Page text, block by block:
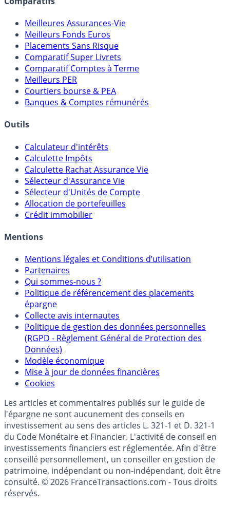
Meilleures Assurances-Vie
Meilleurs Fonds Euros
Placements Sans Risque
Comparatif Super Livrets
Comparatif Comptes à Terme
Meilleurs PER
Courtiers bourse & PEA
Calculateur d'intérêts
Calculette Impôts
Calculette Rachat Assurance Vie
Sélecteur d'Assurance Vie
Sélecteur d'Unités de Compte
Allocation de portefeuilles
Mentions légales et Conditions d’utilisation
Partenaires
Qui sommes-nous ?
Politique de référencement des placements
épargne
Collecte avis internautes
Politique de gestion des données personnelles
(RGPD - Règlement Général de Protection des
Données)
Modèle économique
Mise à jour de données financières
Cookies
Les articles et commentaires publiés sur le guide de
l'épargne ne sont aucunement des conseils en
investissement au sens des articles L. 321-1 et D. 321-1
du Code Monétaire et Financier. L'activité de conseil en
investissements financiers est réglementée. Afin d'être
conseillé personnellement, un conseiller en gestion de
patrimoine, indépendant ou non-indépendant, doit être
consulté. © 2026 FranceTransactions.com - Tous droits